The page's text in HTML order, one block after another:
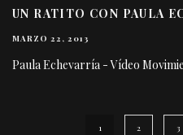
UN RATITO CON PAULA
MARZO 22, 2013
Paula Echevarría - Vídeo
1 2 3